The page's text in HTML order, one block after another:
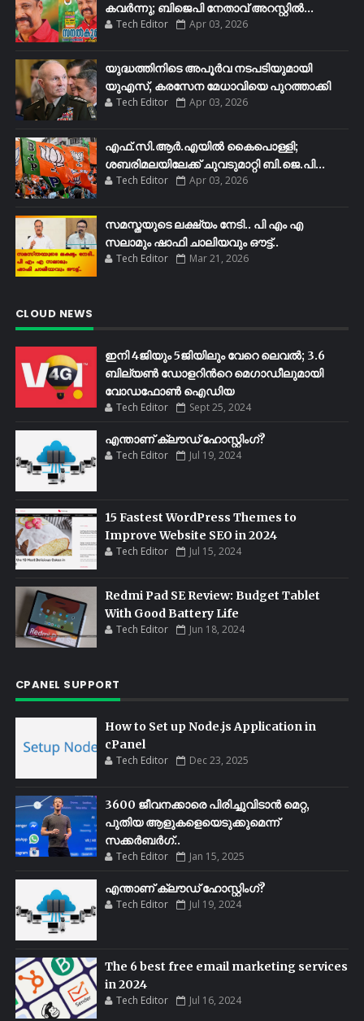
കവർന്നു; ബിജെപി നേതാവ് അറസ്റ്റിൽ...
Tech Editor Apr 03, 2026
യുദ്ധത്തിനിടെ അപൂർവ നടപടിയുമായി
യുഎസ്, കരസേന മേധാവിയെ പുറത്താക്കി
Tech Editor Apr 03, 2026
എഫ്​.സി.ആർ.എയിൽ കൈപൊള്ളി;
ശബരിമലയിലേക്ക്​ ചുവടുമാറ്റി ബി.ജെ.പി...
Tech Editor Apr 03, 2026
സമസ്തയുടെ ലക്ഷ്യം നേടി.. പി എം എ
സലാമും ഷാഫി ചാലിയവും ഔട്ട്..
Tech Editor Mar 21, 2026
CLOUD NEWS
ഇനി 4ജിയും 5ജിയിലും വേറെ ലെവൽ; 3.6
ബില്യണ്‍ ഡോളറിന്‍റെ മെഗാഡീലുമായി
വോഡഫോണ്‍ ഐഡിയ
Tech Editor Sept 25, 2024
എന്താണ് ക്ലൗഡ് ഹോസ്റ്റിംഗ്?
Tech Editor Jul 19, 2024
15 Fastest WordPress Themes to
Improve Website SEO in 2024
Tech Editor Jul 15, 2024
Redmi Pad SE Review: Budget Tablet
With Good Battery Life
Tech Editor Jun 18, 2024
CPANEL SUPPORT
How to Set up Node.js Application in
cPanel
Tech Editor Dec 23, 2025
3600 ജീവനക്കാരെ പിരിച്ചുവിടാൻ മെറ്റ,
പുതിയ ആളുകളെയെടുക്കുമെന്ന്
സക്കർബർഗ്..
Tech Editor Jan 15, 2025
എന്താണ് ക്ലൗഡ് ഹോസ്റ്റിംഗ്?
Tech Editor Jul 19, 2024
The 6 best free email marketing services
in 2024
Tech Editor Jul 16, 2024